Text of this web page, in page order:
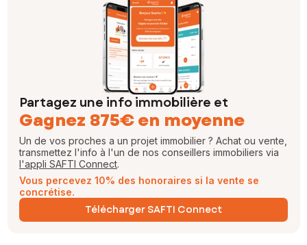
Partagez une info immobilière et
Gagnez 875€ en moyenne
Un de vos proches a un projet immobilier ? Achat ou vente,
transmettez l'info à l'un de nos conseillers immobiliers via
l'appli SAFTI Connect.
Vous percevez 10% des honoraires si la vente se
concrétise.
Télécharger SAFTI Connect